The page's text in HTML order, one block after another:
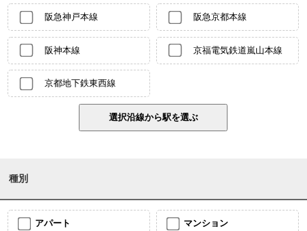
阪急神戸本線 阪急京都本線
阪神本線 京福電気鉄道嵐山本線
京都地下鉄東西線
種別
アパート マンション